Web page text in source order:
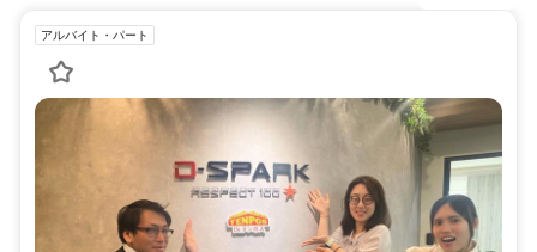
アルバイト・パート